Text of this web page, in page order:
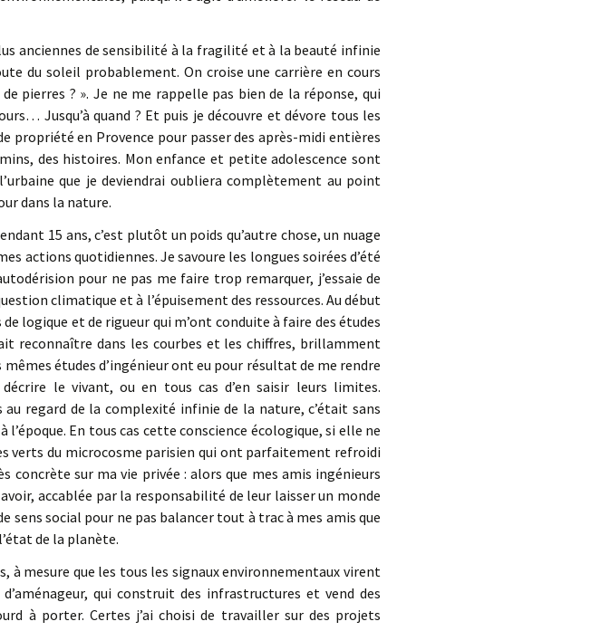
anciennes de sensibilité à la fragilité et à la beauté infinie
du soleil probablement. On croise une carrière en cours
pierres ? ». Je ne me rappelle pas bien de la réponse, qui
Jusqu’à quand ? Et puis je découvre et dévore tous les
propriété en Provence pour passer des après-midi entières
des histoires. Mon enfance et petite adolescence sont
que je deviendrai oubliera complètement au point
dans la nature.
15 ans, c’est plutôt un poids qu’autre chose, un nuage
actions quotidiennes. Je savoure les longues soirées d’été
pour ne pas me faire trop remarquer, j’essaie de
climatique et à l’épuisement des ressources. Au début
logique et de rigueur qui m’ont conduite à faire des études
reconnaître dans les courbes et les chiffres, brillamment
études d’ingénieur ont eu pour résultat de me rendre
le vivant, ou en tous cas d’en saisir leurs limites.
regard de la complexité infinie de la nature, c’était sans
En tous cas cette conscience écologique, si elle ne
verts du microcosme parisien qui ont parfaitement refroidi
concrète sur ma vie privée : alors que mes amis ingénieurs
accablée par la responsabilité de leur laisser un monde
sens social pour ne pas balancer tout à trac à mes amis que
de la planète.
à mesure que les tous les signaux environnementaux virent
qui construit des infrastructures et vend des
à porter. Certes j’ai choisi de travailler sur des projets